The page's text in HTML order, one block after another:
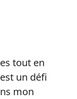
tout en
un défi
mon